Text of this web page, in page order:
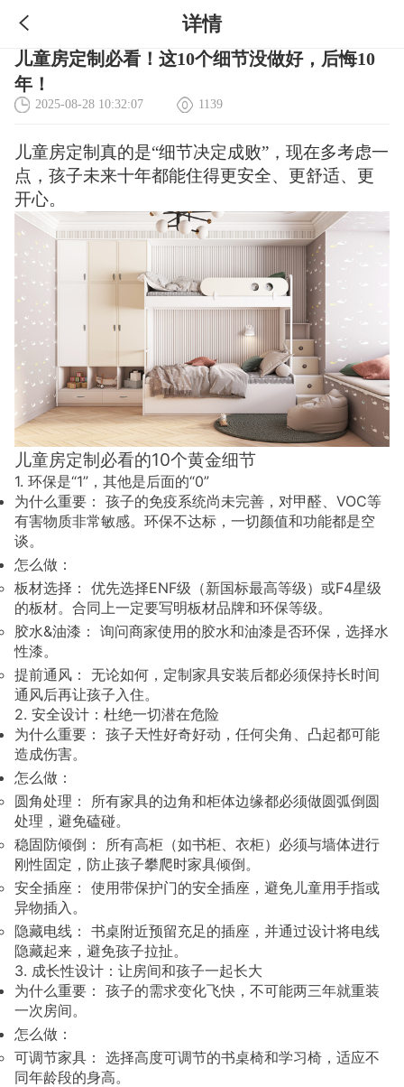
详情
儿童房定制必看！这10个细节没做好，后悔10
年！
2025-08-28 10:32:07 1139
儿童房定制真的是“细节决定成败”，现在多考虑一
点，孩子未来十年都能住得更安全、更舒适、更
开心。
儿童房定制必看的10个黄金细节
1. 环保是“1”，其他是后面的“0”
为什么重要： 孩子的免疫系统尚未完善，对甲醛、VOC等
有害物质非常敏感。环保不达标，一切颜值和功能都是空
谈。
怎么做：
板材选择： 优先选择ENF级（新国标最高等级）或F4星级
的板材。合同上一定要写明板材品牌和环保等级。
胶水&油漆： 询问商家使用的胶水和油漆是否环保，选择水
性漆。
提前通风： 无论如何，定制家具安装后都必须保持长时间
通风后再让孩子入住。
2. 安全设计：杜绝一切潜在危险
为什么重要： 孩子天性好奇好动，任何尖角、凸起都可能
造成伤害。
怎么做：
圆角处理： 所有家具的边角和柜体边缘都必须做圆弧倒圆
处理，避免磕碰。
稳固防倾倒： 所有高柜（如书柜、衣柜）必须与墙体进行
刚性固定，防止孩子攀爬时家具倾倒。
安全插座： 使用带保护门的安全插座，避免儿童用手指或
异物插入。
隐藏电线： 书桌附近预留充足的插座，并通过设计将电线
隐藏起来，避免孩子拉扯。
3. 成长性设计：让房间和孩子一起长大
为什么重要： 孩子的需求变化飞快，不可能两三年就重装
一次房间。
怎么做：
可调节家具： 选择高度可调节的书桌椅和学习椅，适应不
同年龄段的身高。